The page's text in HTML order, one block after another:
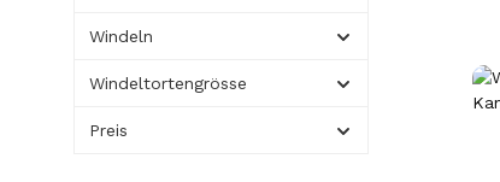
Windeln
Windeltortengrösse
Preis